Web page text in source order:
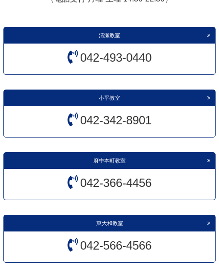
清瀬教室
042-493-0440
小平教室
042-342-8901
府中本町教室
042-366-4456
東大和教室
042-566-4566